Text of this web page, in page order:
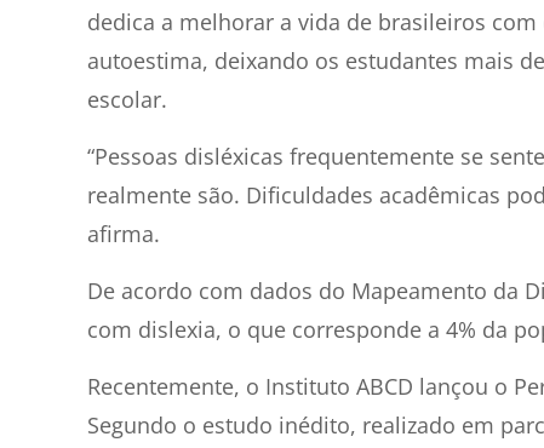
dedica a melhorar a vida de brasileiros
autoestima, deixando os estudantes mais
escolar.
“Pessoas disléxicas frequentemente se
realmente são. Dificuldades acadêmicas
afirma.
De acordo com dados do Mapeamento da
com dislexia, o que corresponde a 4% da
Recentemente, o Instituto ABCD lançou o
Segundo o estudo inédito, realizado em